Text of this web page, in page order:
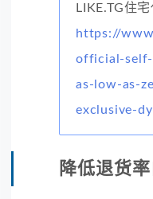
LIKE.TG住
https://
official-self-
as-low-as-
exclusive-
降低退货